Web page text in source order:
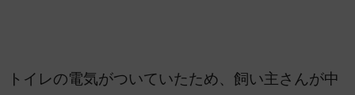
トイレの電気がついていたため、飼い主さんが中